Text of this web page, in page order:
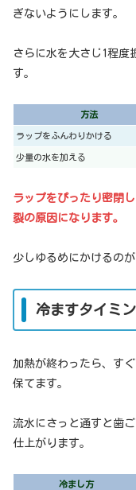
ぎないようにします。
さらに水を大さじ1程度
す。
方法
ラップをふんわりかける
少量の水を加える
ラップをぴったり密閉
裂の原因になります。
少しゆるめにかけるのが
冷ますタイミ
加熱が終わったら、す
保てます。
流水にさっと通すと歯
仕上がります。
冷まし方